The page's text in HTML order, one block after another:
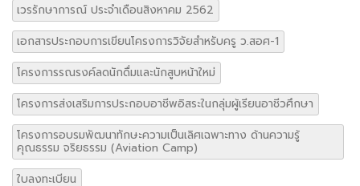
เวรรักษาการณ์ ประจำเดือนสิงหาคม 2562
เอกสารประกอบการเขียนโครงการวิจัยสำหรับครู ว.สอศ-1
โครงการรณรงค์ลดนักดื่มและนักสูบหน้าใหม่
โครงการส่งเสริมการประกอบอาชีพอิสระในกลุ่มผู้เรียนอาชีวศึกษา
โครงการอบรมพัฒนาทักษะความเป็นเลิศเฉพาะทาง ด้านความรู้
คุณธรรม จริยธรรม (Aviation Camp)
ใบลงทะเบียน